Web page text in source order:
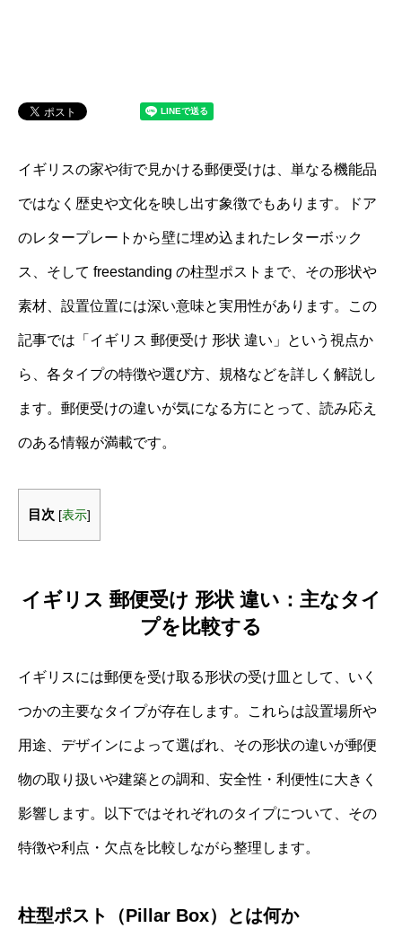
イギリスの家や街で見かける郵便受けは、単なる機能品
ではなく歴史や文化を映し出す象徴でもあります。ドア
のレタープレートから壁に埋め込まれたレターボック
ス、そして freestanding の柱型ポストまで、その形状や
素材、設置位置には深い意味と実用性があります。この
記事では「イギリス 郵便受け 形状 違い」という視点か
ら、各タイプの特徴や選び方、規格などを詳しく解説し
ます。郵便受けの違いが気になる方にとって、読み応え
のある情報が満載です。
目次 [表示]
イギリス 郵便受け 形状 違い：主なタイ
プを比較する
イギリスには郵便を受け取る形状の受け皿として、いく
つかの主要なタイプが存在します。これらは設置場所や
用途、デザインによって選ばれ、その形状の違いが郵便
物の取り扱いや建築との調和、安全性・利便性に大きく
影響します。以下ではそれぞれのタイプについて、その
特徴や利点・欠点を比較しながら整理します。
柱型ポスト（Pillar Box）とは何か